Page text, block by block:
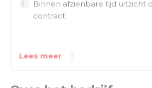
Binnen afzienbare tijd uitzicht
contract
Lees meer